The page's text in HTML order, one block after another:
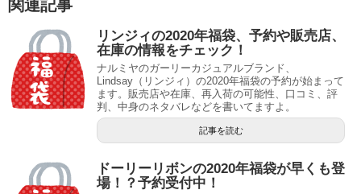
関連記事
リンジィの2020年福袋、予約や販売店、
在庫の情報をチェック！
ナルミヤのガーリーカジュアルブランド、
Lindsay（リンジィ）の2020年福袋の予約が始まって
ます。販売店や在庫、再入荷の可能性、口コミ、評
判、中身のネタバレなどを書いてますよ。
記事を読む
ドーリーリボンの2020年福袋が早くも登
場！？予約受付中！